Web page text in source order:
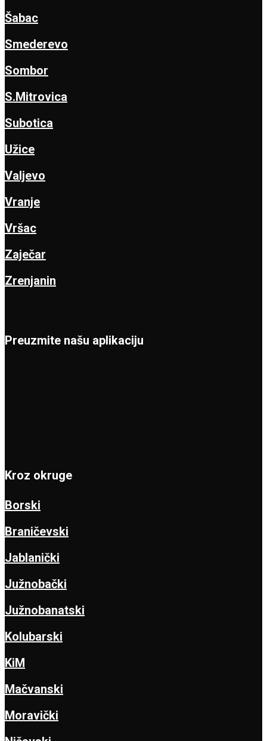
Šabac
Smederevo
Sombor
S.Mitrovica
Subotica
Užice
Valjevo
Vranje
Vršac
Zaječar
Zrenjanin
Preuzmite našu aplikaciju
Kroz okruge
Borski
Braničevski
Jablanički
Južnobački
Južnobanatski
Kolubarski
KiM
Mačvanski
Moravički